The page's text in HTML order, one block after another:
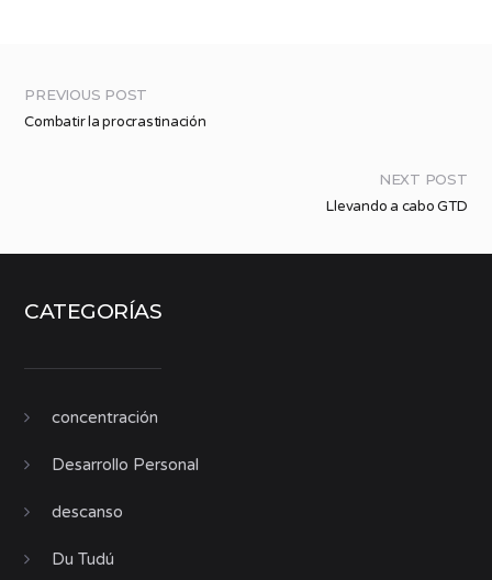
PREVIOUS POST
Combatir la procrastinación
NEXT POST
Llevando a cabo GTD
CATEGORÍAS
concentración
Desarrollo Personal
descanso
Du Tudú